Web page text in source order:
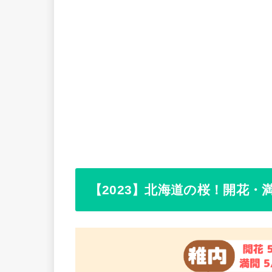
【2023】北海道の桜！開花・